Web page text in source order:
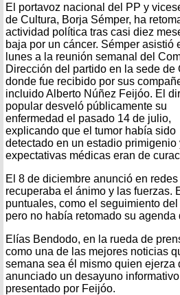
El portavoz nacional del PP y
de Cultura, Borja Sémper, ha
actividad política tras casi diez
baja por un cáncer. Sémper asistió
lunes a la reunión semanal del
Dirección del partido en la sede de
donde fue recibido por sus
incluido Alberto Núñez Feijóo. El
popular desveló públicamente su
enfermedad el pasado 14 de julio,
explicando que el tumor había sido
detectado en un estadio primigenio
expectativas médicas eran de
El 8 de diciembre anunció en
recuperaba el ánimo y las fuerzas.
puntuales, como el seguimiento
pero no había retomado su
Elías Bendodo, en la rueda de
como una de las mejores noticias
semana sea él mismo quien ejerza
anunciado un desayuno
presentado por Feijóo.